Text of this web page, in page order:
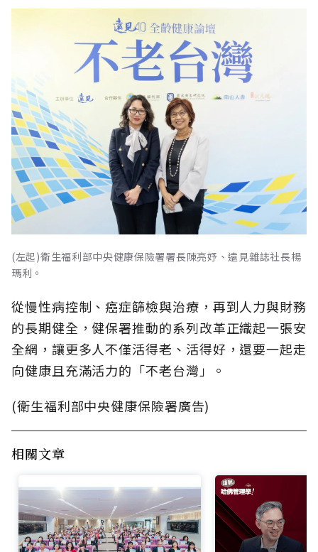
(左起)衛生福利部中央健康保險署署長陳亮妤、遠見雜誌社長楊
瑪利。
從慢性病控制、癌症篩檢與治療，再到人力與財務
的長期健全，健保署推動的系列改革正織起一張安
全網，讓更多人不僅活得老、活得好，還要一起走
向健康且充滿活力的「不老台灣」。
(衛生福利部中央健康保險署廣告)
相關文章